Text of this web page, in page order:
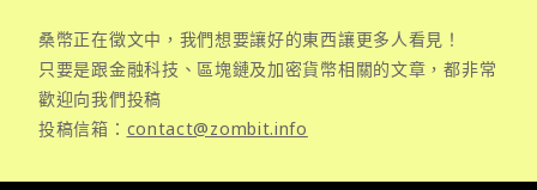
桑幣正在徵文中，我們想要讓好的東西讓更多人看見！
只要是跟金融科技、區塊鏈及加密貨幣相關的文章，都非常
歡迎向我們投稿
投稿信箱： contact@zombit.info